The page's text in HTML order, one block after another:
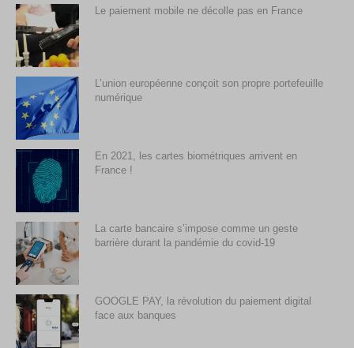
Le paiement mobile ne décolle pas en France
L’union européenne conçoit son propre portefeuille
numérique
En 2021, les cartes biométriques arrivent en
France !
La carte bancaire s’impose comme un geste
barrière durant la pandémie du covid-19
GOOGLE PAY, la révolution du paiement digital
face aux banques